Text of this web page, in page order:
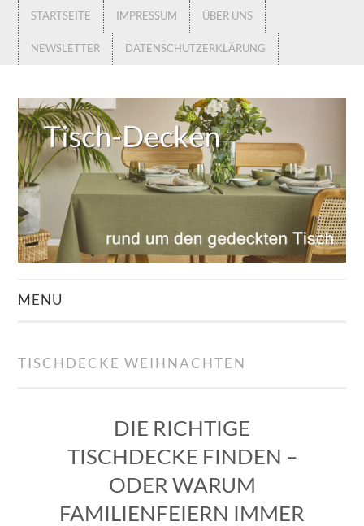
STARTSEITE IMPRESSUM ÜBER UNS
NEWSLETTER DATENSCHUTZERKLÄRUNG
MENU
ZUM SHOP
DATENSCHUTZERKLÄRUNG
TISCHDECKE WEIHNACHTEN
DIE RICHTIGE
TISCHDECKE FINDEN –
ODER WARUM
FAMILIENFEIERN IMMER